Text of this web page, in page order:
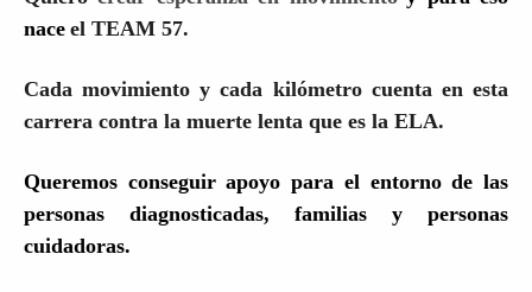
nace el TEAM 57.
Cada movimiento y cada kilómetro cuenta en esta
carrera contra la muerte lenta que es la ELA.
Queremos conseguir apoyo para el entorno de las
personas diagnosticadas, familias y personas
cuidadoras.